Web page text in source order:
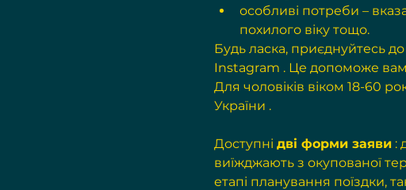
особливі потреби –
похилого віку тощо.
Будь ласка, приєднуйтесь
Instagram . Це допоможе вам
Для чоловіків віком 18-60
України .
Доступні дві форми заяви :
виїжджають з окупованої
етапі планування поїздки,